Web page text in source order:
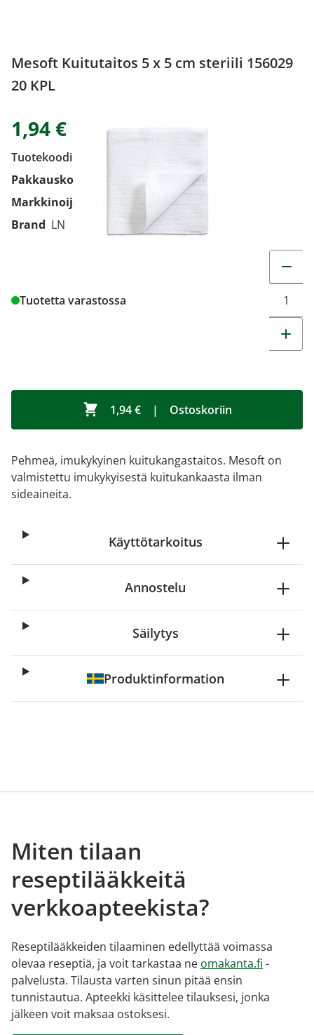
Mesoft Kuitutaitos 5 x 5 cm steriili 156029
20 KPL
1,94 €
Tuotekoodi
Pakkauskoko
Markkinoija
Mölnlycke Health Care Oy
Brand LN
Tuotetta varastossa
1,94 € | Ostoskoriin
Pehmeä, imukykyinen kuitukangastaitos. Mesoft on
valmistettu imukykyisestä kuitukankaasta ilman
sideaineita.
Käyttötarkoitus
Annostelu
Säilytys
Produktinformation
Miten tilaan
reseptilääkkeitä
verkkoapteekista?
Reseptilääkkeiden tilaaminen edellyttää voimassa
olevaa reseptiä, ja voit tarkastaa ne omakanta.fi -
palvelusta. Tilausta varten sinun pitää ensin
tunnistautua. Apteekki käsittelee tilauksesi, jonka
jälkeen voit maksaa ostoksesi.